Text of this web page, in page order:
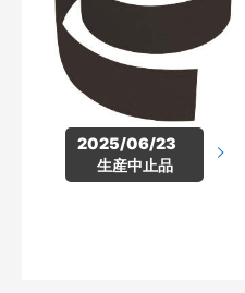
2025/06/23
生産中止品